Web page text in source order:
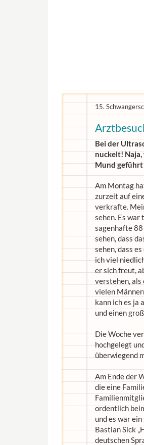
15.
Bei der
nuckelt! Naja,
Mund geführt
Am Montag
zurzeit auf
verkrafte.
sehen. Es
sagenhafte
sehen, dass
sehen, dass
ich viel
er sich freut,
verstehen, als
vielen
kann ich es ja
und einen
Die Woche
hochgelegt
überwiegend
Am Ende der
die eine
ordentlich
und es war
Bastian Sick
deutschen